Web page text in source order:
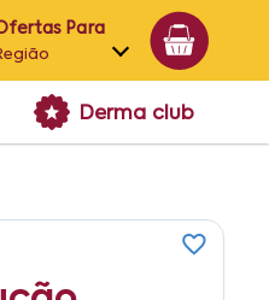
Para
Alagoas
Derma club